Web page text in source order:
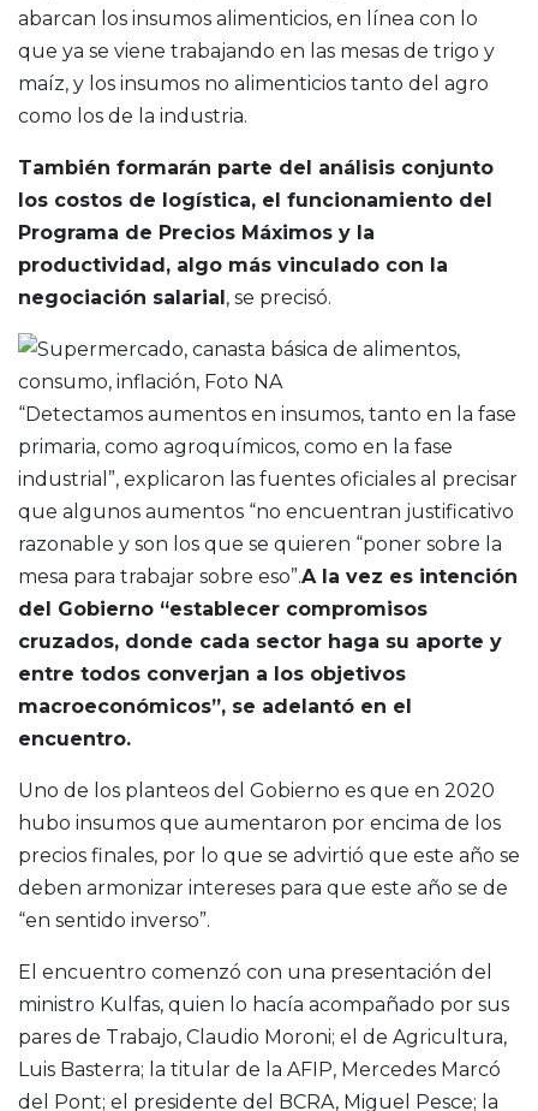
abarcan los insumos alimenticios, en línea con lo
que ya se viene trabajando en las mesas de trigo y
maíz, y los insumos no alimenticios tanto del agro
como los de la industria.
También formarán parte del análisis conjunto
los costos de logística, el funcionamiento del
Programa de Precios Máximos y la
productividad, algo más vinculado con la
negociación salarial , se precisó.
“Detectamos aumentos en insumos, tanto en la fase
primaria, como agroquímicos, como en la fase
industrial”, explicaron las fuentes oficiales al precisar
que algunos aumentos “no encuentran justificativo
razonable y son los que se quieren “poner sobre la
mesa para trabajar sobre eso”.A la vez es intención
del Gobierno “establecer compromisos
cruzados, donde cada sector haga su aporte y
entre todos converjan a los objetivos
macroeconómicos”, se adelantó en el
encuentro.
Uno de los planteos del Gobierno es que en 2020
hubo insumos que aumentaron por encima de los
precios finales, por lo que se advirtió que este año se
deben armonizar intereses para que este año se de
“en sentido inverso”.
El encuentro comenzó con una presentación del
ministro Kulfas, quien lo hacía acompañado por sus
pares de Trabajo, Claudio Moroni; el de Agricultura,
Luis Basterra; la titular de la AFIP, Mercedes Marcó
del Pont; el presidente del BCRA, Miguel Pesce; la